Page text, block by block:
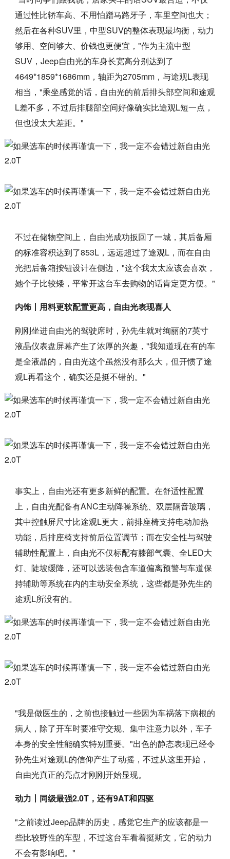
通过性比轿车高、不用怕蹭马路牙子，车里空间也大；
然后在各种SUV里，中型SUV的整体表现最均衡，动力
够用、空间够大、价钱也更便宜，"作为主流中型
SUV，Jeep自由光的车身长宽高分别达到了
4649*1859*1686mm，轴距为2705mm，与途观L表现
相当，"乘坐感觉的话，自由光的前后排头部空间和途观
L差不多，不过后排腿部空间好像确实比途观L短一点，
但也没太大差距。"
不过在储物空间上，自由光成功扳回了一城，其后备厢
的标准容积达到了853L，远远超过了途观L，而在自由
光把后备箱按钮设计在侧边，"这个我太太应该会喜欢，
她个子比较矮，平常开这台车去购物的话肯定更方便。"
内饰丨用料更软配置更高，自由光表现喜人
刚刚坐进自由光的驾驶席时，孙先生就对绚丽的7英寸
液晶仪表盘屏幕产生了浓厚的兴趣，"我知道现在有的车
是全液晶的，自由光这个虽然没有那么大，但开惯了途
观L再看这个，确实还是挺不错的。"
事实上，自由光还有更多新鲜的配置。在舒适性配置
上，自由光配备有ANC主动降噪系统、双层隔音玻璃，
其中控触屏尺寸比途观L更大，前排座椅支持电动加热
功能，后排座椅支持前后位置调节；而在安全性与驾驶
辅助性配置上，自由光不仅标配有膝部气囊、全LED大
灯、陡坡缓降，还可以选装包含车道偏离预警与车道保
持辅助等系统在内的主动安全系统，这些都是孙先生的
途观L所没有的。
"我是做医生的，之前也接触过一些因为车祸落下病根的
病人，除了开车时要准守交规、集中注意力以外，车子
本身的安全性能确实特别重要。"出色的静态表现已经令
孙先生对途观L的信仰产生了动摇，不过从这里开始，
自由光真正的亮点才刚刚开始显现。
动力丨同级最强2.0T，还有9AT和四驱
"之前读过Jeep品牌的历史，感觉它生产的应该都是一
些比较野性的车型，不过这台车看着挺斯文，它的动力
不会有影响吧。"